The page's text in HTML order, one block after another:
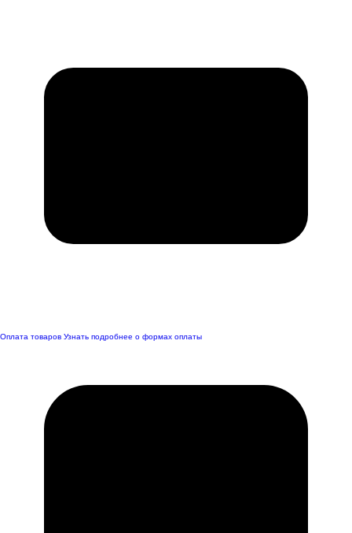
Оплата товаров Узнать подробнее о формах оплаты